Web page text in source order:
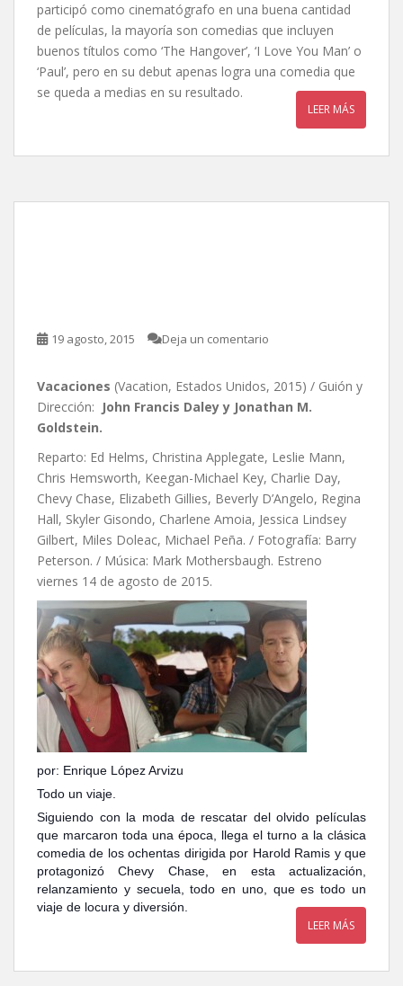
participó como cinematógrafo en una buena cantidad
de películas, la mayoría son comedias que incluyen
buenos títulos como ‘The Hangover’, ‘I Love You Man’ o
‘Paul’, pero en su debut apenas logra una comedia que
se queda a medias en su resultado.
LEER MÁS
19 agosto, 2015 Deja un comentario
Vacaciones (Vacation, Estados Unidos, 2015) / Guión y
Dirección: John Francis Daley y Jonathan M.
Goldstein.
Reparto: Ed Helms, Christina Applegate, Leslie Mann,
Chris Hemsworth, Keegan-Michael Key, Charlie Day,
Chevy Chase, Elizabeth Gillies, Beverly D’Angelo, Regina
Hall, Skyler Gisondo, Charlene Amoia, Jessica Lindsey
Gilbert, Miles Doleac, Michael Peña. / Fotografía: Barry
Peterson. / Música: Mark Mothersbaugh. Estreno
viernes 14 de agosto de 2015.
por: Enrique López Arvizu
Todo un viaje.
Siguiendo con la moda de rescatar del olvido películas
que marcaron toda una época, llega el turno a la clásica
comedia de los ochentas dirigida por Harold Ramis y que
protagonizó Chevy Chase, en esta actualización,
relanzamiento y secuela, todo en uno, que es todo un
viaje de locura y diversión.
LEER MÁS